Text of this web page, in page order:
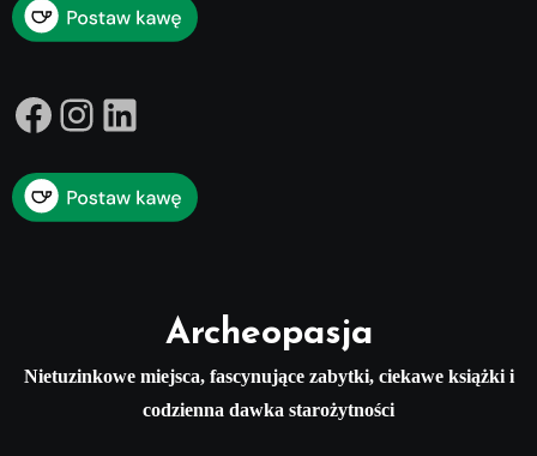
Facebook
Instagram
LinkedIn
Archeopasja
Nietuzinkowe miejsca, fascynujące zabytki, ciekawe książki i
codzienna dawka starożytności